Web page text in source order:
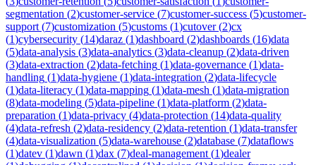
segmentation (2)customer-service (7)customer-success (5)customer-
support (7)customization (5)customs (1)cutover(2)cx
(1)cybersecurity (14)daraz (1)dashboard (2)dashboards (16)data
(5)data-analysis (3)data-analytics (3)data-cleanup (2)data-driven
(3)data-extraction (2)data-fetching (1)data-governance (1)data-
handling (1)data-hygiene (1)data-integration (2)data-lifecycle
(1)data-literacy (1)data-mapping (1)data-mesh (1)data-migration
(8)data-modeling (5)data-pipeline (1)data-platform (2)data-
preparation (1)data-privacy (4)data-protection (14)data-quality
(4)data-refresh (2)data-residency (2)data-retention (1)data-transfer
(4)data-visualization (5)data-warehouse (2)database (7)dataflows
(1)datev (1)dawn (1)dax (7)deal-management (1)dealer